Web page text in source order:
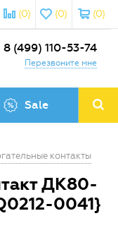
(0)
(0)
(0)
8 (499) 110-53-74
Перезвоните мне
Sale
контакты
ДК80-
0041}